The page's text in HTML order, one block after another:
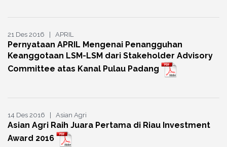
21 Des 2016 | APRIL
Pernyataan APRIL Mengenai Penangguhan
Keanggotaan LSM-LSM dari Stakeholder Advisory
Committee atas Kanal Pulau Padang
14 Des 2016 | Asian Agri
Asian Agri Raih Juara Pertama di Riau Investment
Award 2016